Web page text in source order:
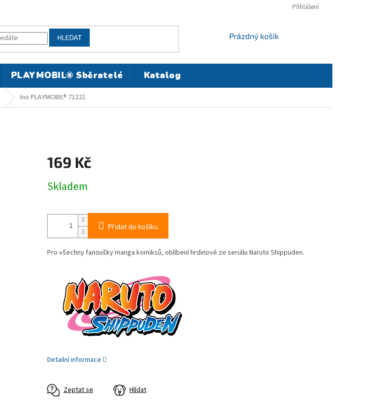
Přihlášení
HLEDAT
NÁKUPNÍ
Prázdný košík
PLAYMOBIL® Sběratelé Katalog
Ino PLAYMOBIL® 71221
169 Kč
cena:
Skladem
Přidat do košíku
Pro všechny fanoušky manga komiksů, oblíbení hrdinové ze seriálu Naruto Shippuden.
Detailní informace
Zeptat se Hlídat